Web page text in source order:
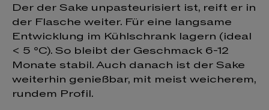
Der der Sake unpasteurisiert ist, reift er in
der Flasche weiter. Für eine langsame
Entwicklung im Kühlschrank lagern (ideal
< 5 °C). So bleibt der Geschmack 6-12
Monate stabil. Auch danach ist der Sake
weiterhin genießbar, mit meist weicherem,
rundem Profil.